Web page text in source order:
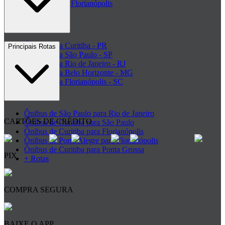
Rodoviária de Florianópolis
+ Rodoviárias
Ônibus para Curitiba - PR
Ônibus para São Paulo - SP
Ônibus para Rio de Janeiro - RJ
Ônibus para Belo Horizonte - MG
Ônibus para Florianópolis - SC
Principais Rotas
Ônibus de São Paulo para Rio de Janeiro
Ônibus de Curitiba para São Paulo
Ônibus de Curitiba para Florianópolis
Ônibus de Porto Alegre para Florianópolis
Ônibus de Curitiba para Ponta Grossa
+ Rotas
CARTÕES DE CRÉDITO
PIX
COMPRA SEGURA